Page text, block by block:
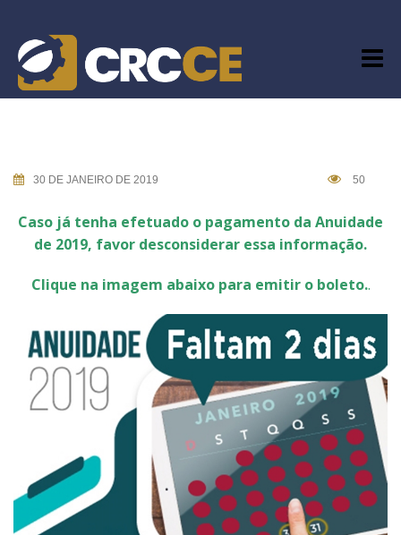
content
30 DE JANEIRO DE 2019 50
Caso já tenha efetuado o pagamento da Anuidade
de 2019, favor desconsiderar essa informação.
Clique na imagem abaixo para emitir o boleto..